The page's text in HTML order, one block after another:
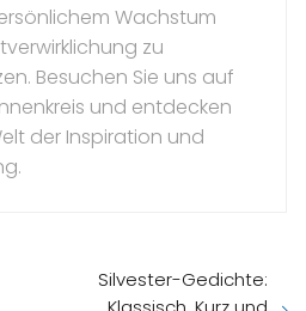
Wachstum
zu
Besuchen Sie uns auf
und entdecken
der Inspiration und
Silvester-Gedichte: